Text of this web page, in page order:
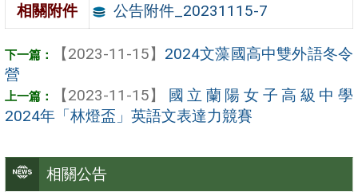
相關公告
相關附件
公告附件_20231115-7
【2023-11-15】 2024文藻國高中雙外語冬令
營
【2023-11-15】
國立蘭陽女子高級中學
2024年「林燈盃」英語文表達力競賽